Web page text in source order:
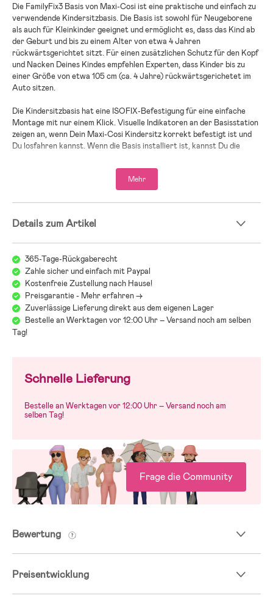
Die FamilyFix3 Basis von Maxi-Cosi ist eine praktische und einfach zu
verwendende Kindersitzbasis. Die Basis ist sowohl für Neugeborene
als auch für Kleinkinder geeignet und ermöglicht es, dass das Kind ab
der Geburt und bis zu einem Alter von etwa 4 Jahren
rückwärtsgerichtet sitzt. Für einen zusätzlichen Schutz für den Kopf
und Nacken Deines Kindes empfehlen Experten, dass Kinder bis zu
einer Größe von etwa 105 cm (ca. 4 Jahre) rückwärtsgerichetet im
Auto sitzen.
Die Kindersitzbasis hat eine ISOFIX-Befestigung für eine einfache
Montage mit nur einem Klick. Visuelle Indikatoren an der Basisstation
zeigen an, wenn Dein Maxi-Cosi Kindersitz korrekt befestigt ist und
Du losfahren kannst. Wenn die Basis installiert ist, kannst Du die
einfach abnehmen, wenn Du möchtest.
Die Basis passt für die Kindersitze Jade, Coral, Pebble Pro i-Size und
Pearl Pro 2 i-Size.
Mehr
Details zum Artikel
365-Tage-Rückgaberecht
Zahle sicher und einfach mit Paypal
Kostenfreie Zustellung nach Hause!
Preisgarantie - Mehr erfahren ->
Zuverlässige Lieferung direkt aus dem eigenen Lager
Bestelle an Werktagen vor 12:00 Uhr – Versand noch am selben
Tag!
Schnelle Lieferung
Bestelle an Werktagen vor 12:00 Uhr – Versand noch am
selben Tag!
Frage die Community
Bewertung
Preisentwicklung